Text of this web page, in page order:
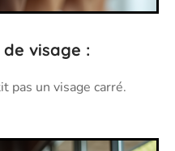
visage :
pas un visage carré.